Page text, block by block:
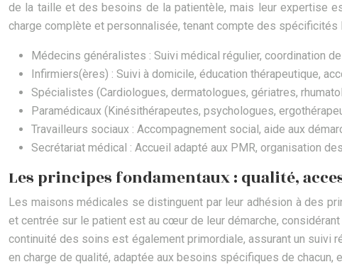
de la taille et des besoins de la patientèle, mais leur expertise
charge complète et personnalisée, tenant compte des spécificités
Médecins généralistes : Suivi médical régulier, coordination
Infirmiers(ères) : Suivi à domicile, éducation thérapeutique,
Spécialistes (Cardiologues, dermatologues, gériatres,
Paramédicaux (Kinésithérapeutes, psychologues,
Travailleurs sociaux : Accompagnement social, aide aux
Secrétariat médical : Accueil adapté aux PMR, organisation
Les principes fondamentaux : qualité,
Les maisons médicales se distinguent par leur adhésion à des
et centrée sur le patient est au cœur de leur démarche,
continuité des soins est également primordiale, assurant un suivi
en charge de qualité, adaptée aux besoins spécifiques de chacun,